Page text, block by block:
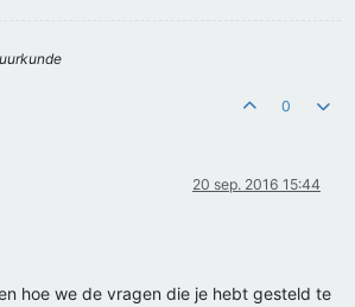
0
20 sep. 2016 15:44
hoe we de vragen die je hebt gesteld te